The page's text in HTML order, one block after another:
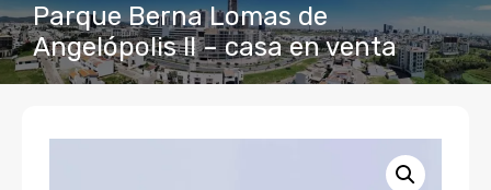
Parque Berna Lomas de
Angelópolis II – casa en venta